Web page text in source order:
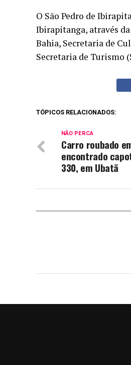
O São Pedro de
Ibirapitanga, através
Bahia, Secretaria de
Secretaria de Turismo
TÓPICOS RELACIONADOS:
NÃO PERCA
Carro roubado
encontrado
330, em Ubatã